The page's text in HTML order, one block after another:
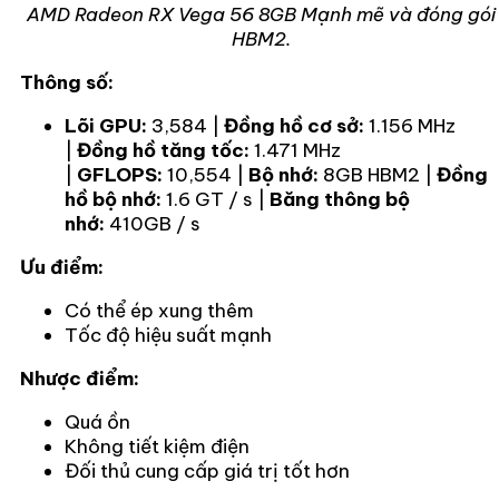
AMD Radeon RX Vega 56 8GB Mạnh mẽ và đóng gói
HBM2.
Thông số:
Lõi GPU: 3,584 | Đồng hồ cơ sở: 1.156 MHz
Đồng hồ tăng tốc: 1.471 MHz
GFLOPS: 10,554 | Bộ nhớ: 8GB HBM2 | Đồng
hồ bộ nhớ: 1.6 GT / s | Băng thông bộ
nhớ: 410GB / s
Ưu điểm:
Có thể ép xung thêm
Tốc độ hiệu suất mạnh
Nhược điểm:
Quá ồn
Không tiết kiệm điện
Đối thủ cung cấp giá trị tốt hơn